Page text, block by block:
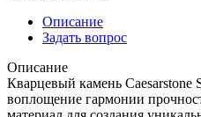
Описание
Задать вопрос
Описание
Кварцевый камень
воплощение гармонии